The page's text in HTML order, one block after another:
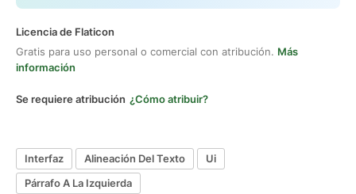
Licencia de Flaticon
Gratis para uso personal o comercial con atribución. Más
información
Se requiere atribución ¿Cómo atribuir?
Interfaz Alineación Del Texto
Ui
Párrafo A La Izquierda